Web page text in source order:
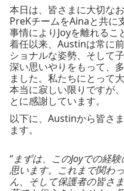
本日は、皆さまに大切な
PreKチームをAinaと共に
事情によりJoyを離れる
着任以来、Austinは常に
ショナルな姿勢、そして
深い思いやりをもって、
ました。私たちにとって
本当に寂しい限りですが
とに感謝しています。
以下に、Austinから皆さ
ます。
“まずは、このJoyでの経
思います。これまで関わ
ん、そして保護者の皆さ